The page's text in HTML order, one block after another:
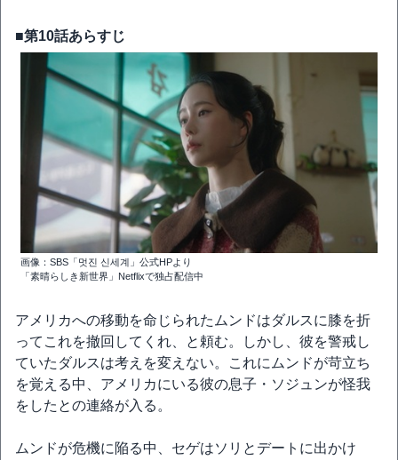
■第10話あらすじ
画像：SBS「멋진 신세계」公式HPより
「素晴らしき新世界」Netflixで独占配信中
アメリカへの移動を命じられたムンドはダルスに膝を折
ってこれを撤回してくれ、と頼む。しかし、彼を警戒し
ていたダルスは考えを変えない。これにムンドが苛立ち
を覚える中、アメリカにいる彼の息子・ソジュンが怪我
をしたとの連絡が入る。
ムンドが危機に陥る中、セゲはソリとデートに出かけ